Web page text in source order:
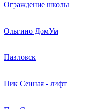
Ограждение школы
Ольгино ДомУм
Павловск
Пик Сенная - лифт